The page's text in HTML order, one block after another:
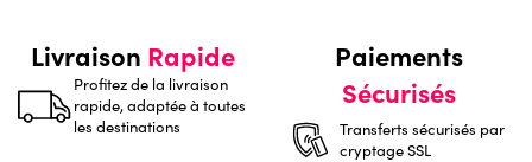
Livraison Rapide
Profitez de la livraison
rapide, adaptée à toutes
les destinations
Paiements
Sécurisés
Transferts sécurisés par
cryptage SSL